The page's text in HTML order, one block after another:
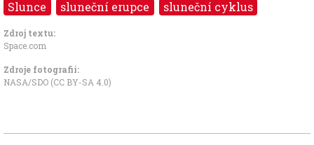
Slunce sluneční erupce sluneční cyklus
Zdroj textu:
Space.com
Zdroje fotografii:
NASA/SDO (CC BY-SA 4.0)